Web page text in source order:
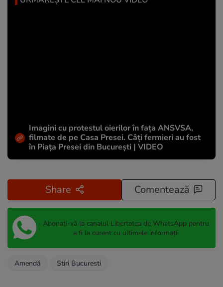
Imagini cu protestul oierilor în fața ANSVSA,
filmate de pe Casa Presei. Câți fermieri au fost
în Piața Presei din București | VIDEO
Share Comentează
Abonați-vă la canalul Libertatea de WhatsApp pentru
a fi la curent cu ultimele informații
Amendă Stiri Bucuresti